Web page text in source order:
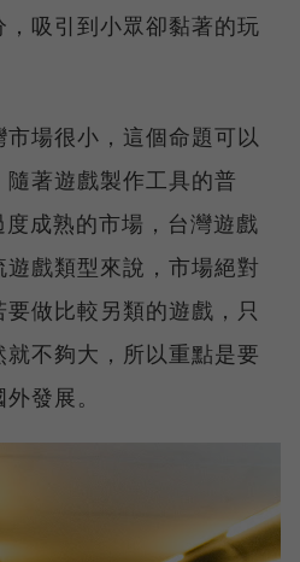
吸引到小眾卻黏著的玩
場很小，這個命題可以
著遊戲製作工具的普
成熟的市場，台灣遊戲
戲類型來說，市場絕對
做比較另類的遊戲，只
不夠大，所以重點是要
發展。